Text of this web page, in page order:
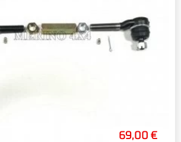
69,00 €